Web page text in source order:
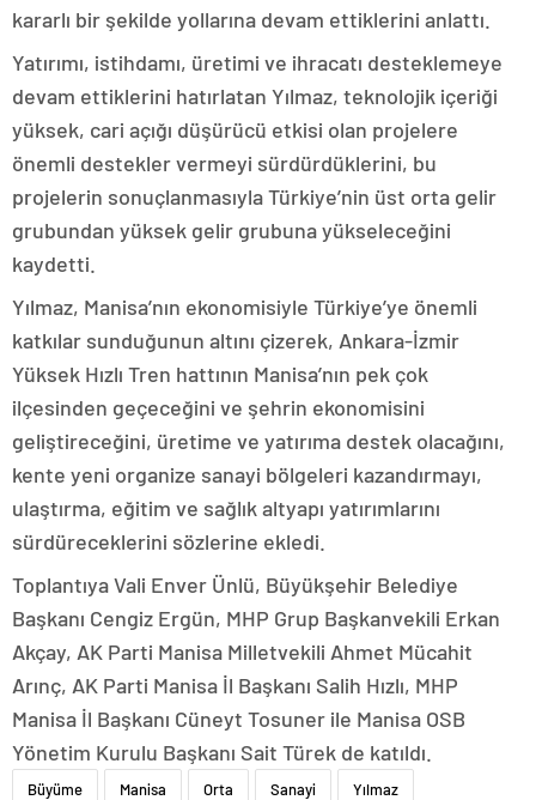
kararlı bir şekilde yollarına devam ettiklerini anlattı.
Yatırımı, istihdamı, üretimi ve ihracatı desteklemeye
devam ettiklerini hatırlatan Yılmaz, teknolojik içeriği
yüksek, cari açığı düşürücü etkisi olan projelere
önemli destekler vermeyi sürdürdüklerini, bu
projelerin sonuçlanmasıyla Türkiye’nin üst orta gelir
grubundan yüksek gelir grubuna yükseleceğini
kaydetti.
Yılmaz, Manisa’nın ekonomisiyle Türkiye’ye önemli
katkılar sunduğunun altını çizerek, Ankara-İzmir
Yüksek Hızlı Tren hattının Manisa’nın pek çok
ilçesinden geçeceğini ve şehrin ekonomisini
geliştireceğini, üretime ve yatırıma destek olacağını,
kente yeni organize sanayi bölgeleri kazandırmayı,
ulaştırma, eğitim ve sağlık altyapı yatırımlarını
sürdüreceklerini sözlerine ekledi.
Toplantıya Vali Enver Ünlü, Büyükşehir Belediye
Başkanı Cengiz Ergün, MHP Grup Başkanvekili Erkan
Akçay, AK Parti Manisa Milletvekili Ahmet Mücahit
Arınç, AK Parti Manisa İl Başkanı Salih Hızlı, MHP
Manisa İl Başkanı Cüneyt Tosuner ile Manisa OSB
Yönetim Kurulu Başkanı Sait Türek de katıldı.
Büyüme Manisa Orta Sanayi Yılmaz